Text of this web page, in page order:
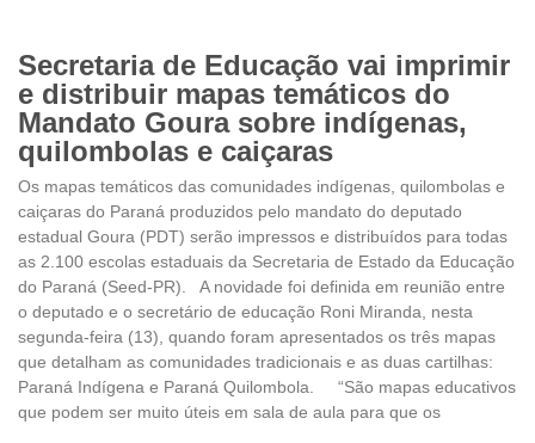
Secretaria de Educação vai imprimir
e distribuir mapas temáticos do
Mandato Goura sobre indígenas,
quilombolas e caiçaras
Os mapas temáticos das comunidades indígenas, quilombolas e
caiçaras do Paraná produzidos pelo mandato do deputado
estadual Goura (PDT) serão impressos e distribuídos para todas
as 2.100 escolas estaduais da Secretaria de Estado da Educação
do Paraná (Seed-PR). A novidade foi definida em reunião entre
o deputado e o secretário de educação Roni Miranda, nesta
segunda-feira (13), quando foram apresentados os três mapas
que detalham as comunidades tradicionais e as duas cartilhas:
Paraná Indígena e Paraná Quilombola. “São mapas educativos
que podem ser muito úteis em sala de aula para que os